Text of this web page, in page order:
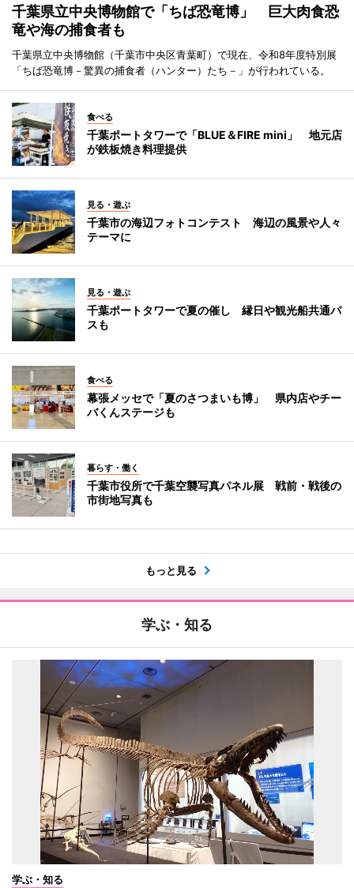
千葉県立中央博物館で「ちば恐竜博」 巨大肉食恐
竜や海の捕食者も
千葉県立中央博物館（千葉市中央区青葉町）で現在、令和8年度特別展
「ちば恐竜博－驚異の捕食者（ハンター）たち－」が行われている。
食べる
千葉ポートタワーで「BLUE＆FIRE mini」 地元店
が鉄板焼き料理提供
見る・遊ぶ
千葉市の海辺フォトコンテスト 海辺の風景や人々
テーマに
見る・遊ぶ
千葉ポートタワーで夏の催し 縁日や観光船共通パ
スも
食べる
幕張メッセで「夏のさつまいも博」 県内店やチー
バくんステージも
暮らす・働く
千葉市役所で千葉空襲写真パネル展 戦前・戦後の
市街地写真も
もっと見る
学ぶ・知る
学ぶ・知る